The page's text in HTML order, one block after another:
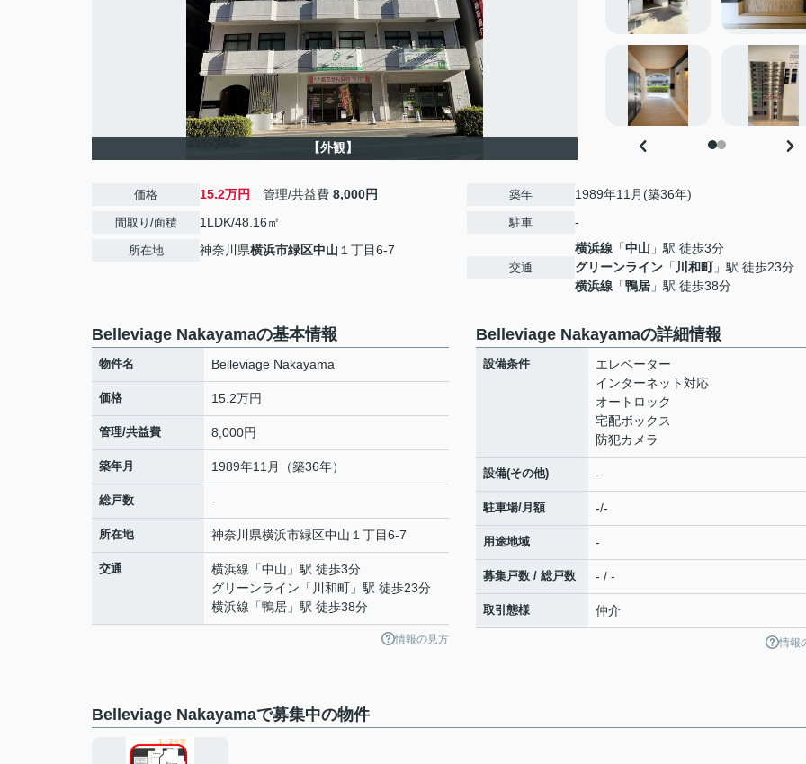
【外観】
価格 15.2万円 管理/共益費 8,000円
間取り/面積 1LDK/48.16㎡
所在地 神奈川県横浜市緑区中山 １丁目6-7
築年 1989年11月(築36年)
駐車 -
交通
横浜線 「中山 」駅 徒歩3分
グリーンライン 「 川和町」駅 徒歩23分
横浜線 「鴨居 」駅 徒歩38分
Belleviage Nakayamaの基本情報
物件名 Belleviage Nakayama
価格 15.2万円
管理/共益費 8,000円
築年月 1989年11月（築36年）
総戸数 -
所在地 神奈川県横浜市緑区中山 １丁目6-7
交通 横浜線 「中山 」駅 徒歩3分
グリーンライン 「 川和町 」駅 徒歩23分
横浜線 「鴨居 」駅 徒歩38分
情報の見方
Belleviage Nakayamaの詳細情報
設備条件
エレベーター
インターネット対応
オートロック
宅配ボックス
防犯カメラ
設備(その他) -
駐車場/月額 -/-
用途地域 -
募集戸数 / 総戸数 - / -
取引態様 仲介
情報
Belleviage Nakayamaで募集中の物件